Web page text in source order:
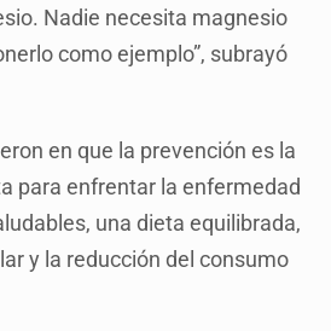
Nadie necesita magnesio
como ejemplo”, subrayó
en que la prevención es la
para enfrentar la enfermedad
una dieta equilibrada,
y la reducción del consumo